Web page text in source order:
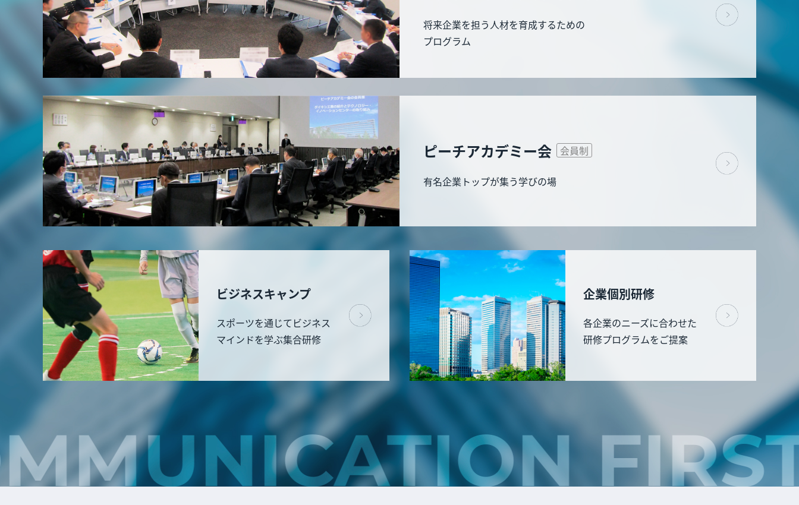
将来企業を担う人材を育成するための
プログラム
ピーチアカデミー会 会員制
有名企業トップが集う学びの場
ビジネスキャンプ
スポーツを通じてビジネス
マインドを学ぶ集合研修
企業個別研修
各企業のニーズに合わせた
研修プログラムをご提案